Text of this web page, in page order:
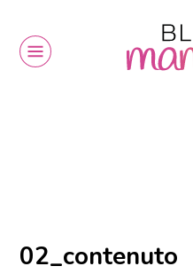
02_contenuto